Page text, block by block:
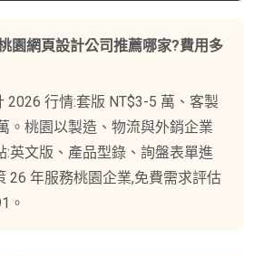
園網頁設計公司推薦哪家?費用多
2026 行情:套版 NT$3-5 萬、客製
。桃園以製造、物流與外銷企業
:英文版、產品型錄、詢盤表單進
26 年服務桃園企業,免費需求評估
。